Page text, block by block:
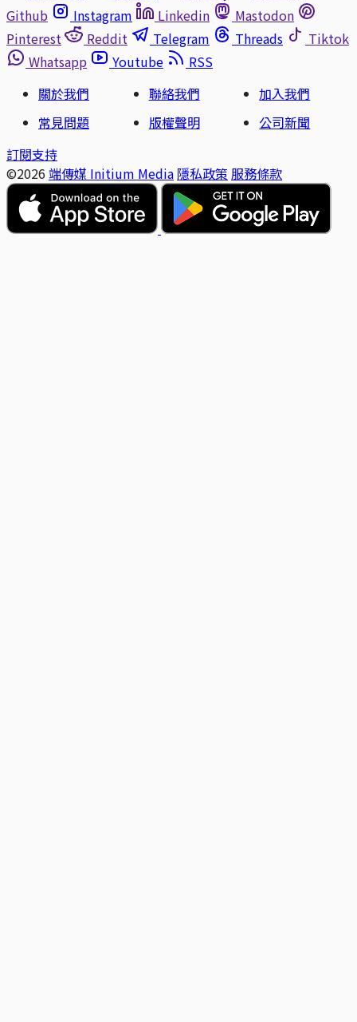
Github
Instagram Linkedin
Mastodon
Pinterest
Reddit Telegram Threads
Tiktok
Whatsapp
Youtube
RSS
關於我們
聯絡我們
加入我們
常見問題
版權聲明
公司新聞
訂閱支持
©2026 端傳媒 Initium Media 隱私政策 服務條款